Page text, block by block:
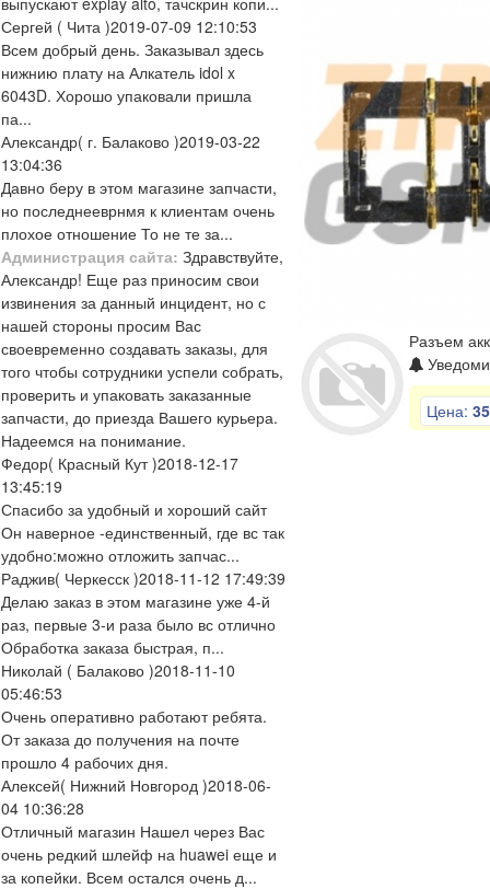
Сергей ( Чита )2019-07-09 12:10:53
Всем добрый день. Заказывал здесь
нижнию плату на Алкатель idol x
6043D. Хорошо упаковали пришла
па...
Александр( г. Балаково )2019-03-22
13:04:36
Давно беру в этом магазине запчасти,
но последнееврнмя к клиентам очень
плохое отношение То не те за...
Администрация сайта: Здравствуйте,
Александр! Еще раз приносим свои
извинения за данный инцидент, но с
нашей стороны просим Вас
своевременно создавать заказы, для
того чтобы сотрудники успели собрать,
проверить и упаковать заказанные
запчасти, до приезда Вашего курьера.
Надеемся на понимание.
Федор( Красный Кут )2018-12-17
13:45:19
Спасибо за удобный и хороший сайт
Он наверное -единственный, где вс так
удобно:можно отложить запчас...
Раджив( Черкесск )2018-11-12 17:49:39
Делаю заказ в этом магазине уже 4-й
раз, первые 3-и раза было вс отлично
Обработка заказа быстрая, п...
Николай ( Балаково )2018-11-10
05:46:53
Очень оперативно работают ребята.
От заказа до получения на почте
прошло 4 рабочих дня.
Алексей( Нижний Новгород )2018-06-
04 10:36:28
Отличный магазин Нашел через Вас
очень редкий шлейф на huawei еще и
за копейки. Всем остался очень д...
Разъем
Цена: